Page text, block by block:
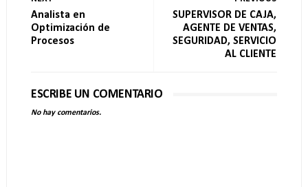
Analista en
Optimización de
Procesos
SUPERVISOR DE CAJA,
AGENTE DE VENTAS,
SEGURIDAD, SERVICIO
AL CLIENTE
ESCRIBE UN COMENTARIO
No hay comentarios.